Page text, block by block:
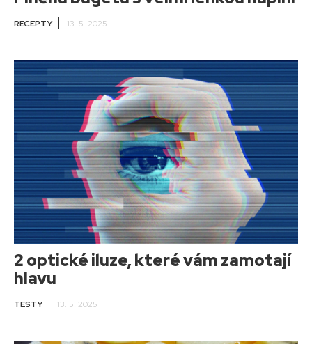
RECEPTY 13. 5. 2025
2 optické iluze, které vám zamotají
hlavu
TESTY 13. 5. 2025